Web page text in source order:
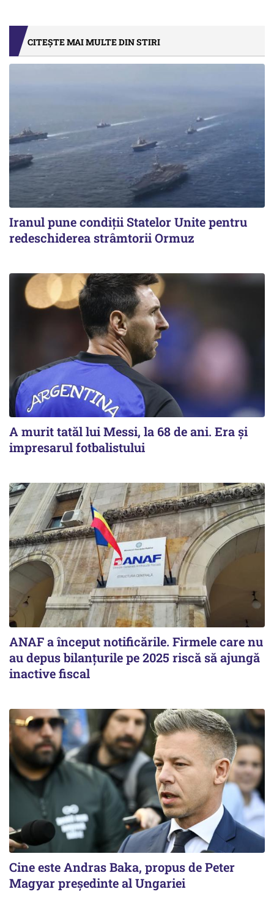
CITEȘTE MAI MULTE DIN STIRI
Iranul pune condiții Statelor Unite pentru
redeschiderea strâmtorii Ormuz
A murit tatăl lui Messi, la 68 de ani. Era și
impresarul fotbalistului
ANAF a început notificările. Firmele care nu
au depus bilanțurile pe 2025 riscă să ajungă
inactive fiscal
Cine este Andras Baka, propus de Peter
Magyar președinte al Ungariei